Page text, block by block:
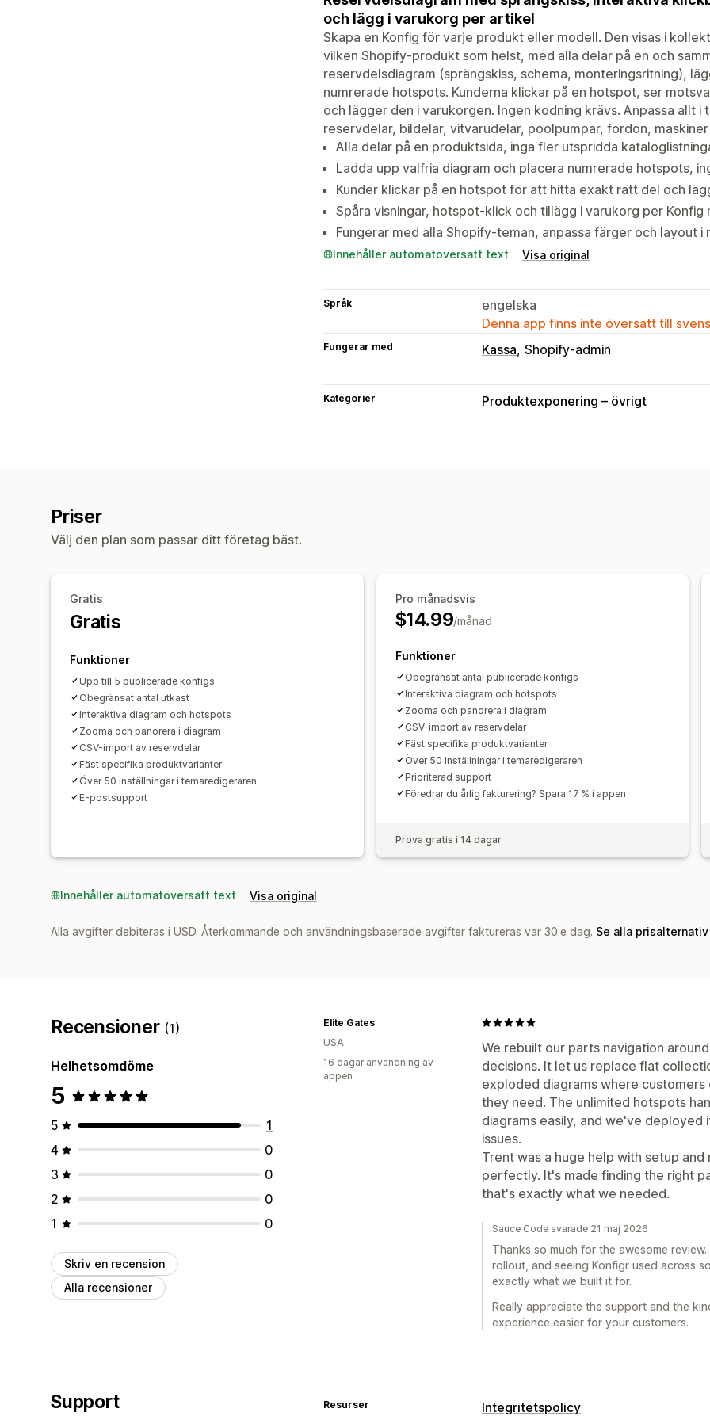
och lägg i varukorg per artikel
Skapa en Konfig för varje produkt eller modell. Den visas i
vilken Shopify-produkt som helst, med alla delar på en och
reservdelsdiagram (sprängskiss, schema, monteringsritning),
numrerade hotspots. Kunderna klickar på en hotspot, ser
och lägger den i varukorgen. Ingen kodning krävs. Anpassa allt
reservdelar, bildelar, vitvarudelar, poolpumpar, fordon,
Alla delar på en produktsida, inga fler utspridda
Ladda upp valfria diagram och placera numrerade hotspots,
Kunder klickar på en hotspot för att hitta exakt rätt del och
Spåra visningar, hotspot-klick och tillägg i varukorg per Konfig
Fungerar med alla Shopify-teman, anpassa färger och layout i
Innehåller automatöversatt text Visa original
Språk
engelska
Denna app finns inte översatt till
Fungerar med Kassa Shopify-admin
Kategorier Produktexponering – övrigt
Priser
Välj den plan som passar ditt företag bäst.
Gratis
Gratis
Funktioner
Upp till 5 publicerade konfigs
Obegränsat antal utkast
Interaktiva diagram och hotspots
Zooma och panorera i diagram
CSV-import av reservdelar
Fäst specifika produktvarianter
Över 50 inställningar i temaredigeraren
E-postsupport
Pro månadsvis
$14.99/månad
Funktioner
Obegränsat antal publicerade konfigs
Interaktiva diagram och hotspots
Zooma och panorera i diagram
CSV-import av reservdelar
Fäst specifika produktvarianter
Över 50 inställningar i temaredigeraren
Prioriterad support
Föredrar du årlig fakturering? Spara 17 % i appen
Prova gratis i 14 dagar
Innehåller automatöversatt text Visa original
Alla avgifter debiteras i USD. Återkommande och användningsbaserade avgifter faktureras var 30:e dag. Se alla prisalternativ
Recensioner (1)
Helhetsomdöme
5
5
1
4
0
3
0
2
0
1
0
Skriv en recension
Alla recensioner
We rebuilt our parts navigation
decisions. It let us replace flat
exploded diagrams where
they need. The unlimited hotspots
diagrams easily, and we've
issues.
Trent was a huge help with setup
perfectly. It's made finding the right
that's exactly what we needed.
Elite Gates
USA
16 dagar användning av
appen
Sauce Code svarade 21 maj 2026
Thanks so much for the awesome
rollout, and seeing Konfigr used across
exactly what we built it for.
Really appreciate the support and the
experience easier for your customers.
Support Resurser
Integritetspolicy